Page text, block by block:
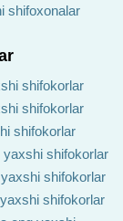
shifoxonalar
shifokorlar
shifokorlar
shifokorlar
yaxshi shifokorlar
shifokorlar
shifokorlar